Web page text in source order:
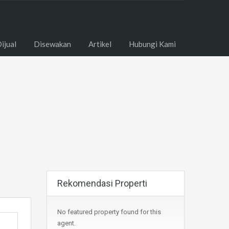
Disewakan Artikel Hubungi Kami
Rekomendasi Properti
No featured property found for this
agent.